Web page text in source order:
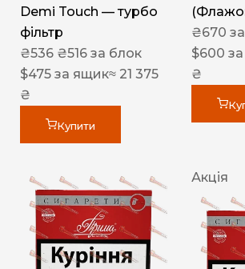
Demi Touch — турбо
фільтр
₴536 ₴516 за блок
$475 за ящик≈ 21 375
₴
Купити
₴670
$600
₴
Акція